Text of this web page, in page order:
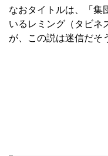
なおタイトルは、「集
いるレミング（タビネ
が、この説は迷信だそ